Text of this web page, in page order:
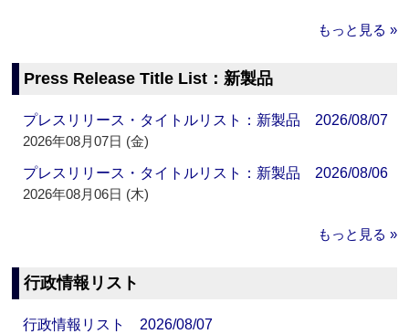
もっと見る »
Press Release Title List：新製品
プレスリリース・タイトルリスト：新製品 2026/08/07
2026年08月07日 (金)
プレスリリース・タイトルリスト：新製品 2026/08/06
2026年08月06日 (木)
もっと見る »
行政情報リスト
行政情報リスト 2026/08/07